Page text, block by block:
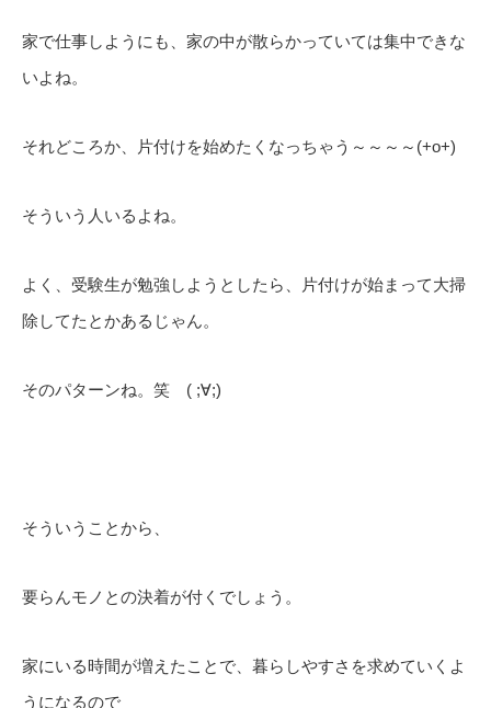
家で仕事しようにも、家の中が散らかっていては集中できな
いよね。
それどころか、片付けを始めたくなっちゃう～～～～(+o+)
そういう人いるよね。
よく、受験生が勉強しようとしたら、片付けが始まって大掃
除してたとかあるじゃん。
そのパターンね。笑 ( ;∀;)
そういうことから、
要らんモノとの決着が付くでしょう。
家にいる時間が増えたことで、暮らしやすさを求めていくよ
うになるので